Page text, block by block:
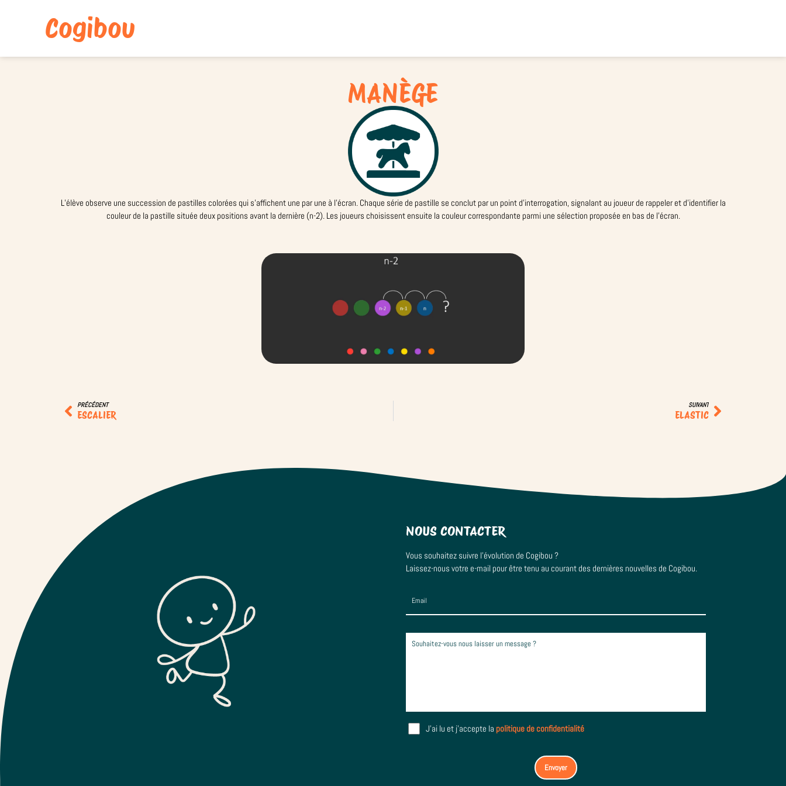
Cogibou
MANÈGE
L’élève observe une succession de pastilles colorées qui s’affichent une par une à l’écran. Chaque série de pastille se conclut par un point d’interrogation, signalant au joueur de rappeler et d’identifier la
couleur de la pastille située deux positions avant la dernière (n-2). Les joueurs choisissent ensuite la couleur correspondante parmi une sélection proposée en bas de l’écran.
PRÉCÉDENT
ESCALIER
SUIVANT
ELASTIC
NOUS CONTACTER
Vous souhaitez suivre l’évolution de Cogibou ?
Laissez-nous votre e-mail pour être tenu au courant des dernières nouvelles de Cogibou.
J'ai lu et j'accepte lapolitique de confidentialité